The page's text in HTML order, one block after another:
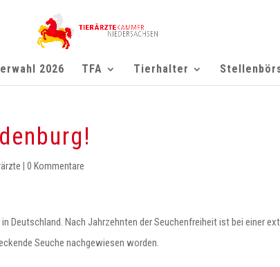
2026 TFA Tierhalter
0 Kommentare
Deutschland. Nach Jahrzehnten der Seuchenfreiheit ist bei einer
Seuche nachgewiesen worden.